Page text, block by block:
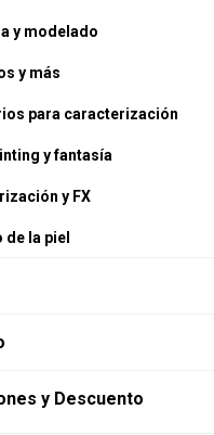
y modelado
y más
para caracterización
y fantasía
y FX
de la piel
y Descuento